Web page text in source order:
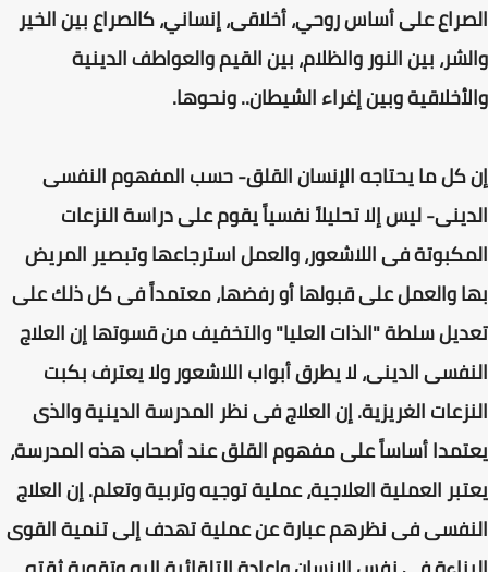
الصراع على أساس روحي، أخلاقى، إنساني، كالصراع بين الخير
والشر، بين النور والظلام، بين القيم والعواطف الدينية
والأخلاقية وبين إغراء الشيطان.. ونحوها.
إن كل ما يحتاجه الإنسان القلق- حسب المفهوم النفسى
الدينى- ليس إلا تحليلاً نفسياً يقوم على دراسة النزعات
المكبوتة فى اللاشعور، والعمل استرجاعها وتبصير المريض
بها والعمل على قبولها أو رفضها، معتمداً فى كل ذلك على
تعديل سلطة "الذات العليا" والتخفيف من قسوتها إن العلاج
النفسى الدينى، لا يطرق أبواب اللاشعور ولا يعترف بكبت
النزعات الغريزية. إن العلاج فى نظر المدرسة الدينية والذى
يعتمدا أساساً على مفهوم القلق عند أصحاب هذه المدرسة،
يعتبر العملية العلاجية، عملية توجيه وتربية وتعلم. إن العلاج
النفسى فى نظرهم عبارة عن عملية تهدف إلى تنمية القوى